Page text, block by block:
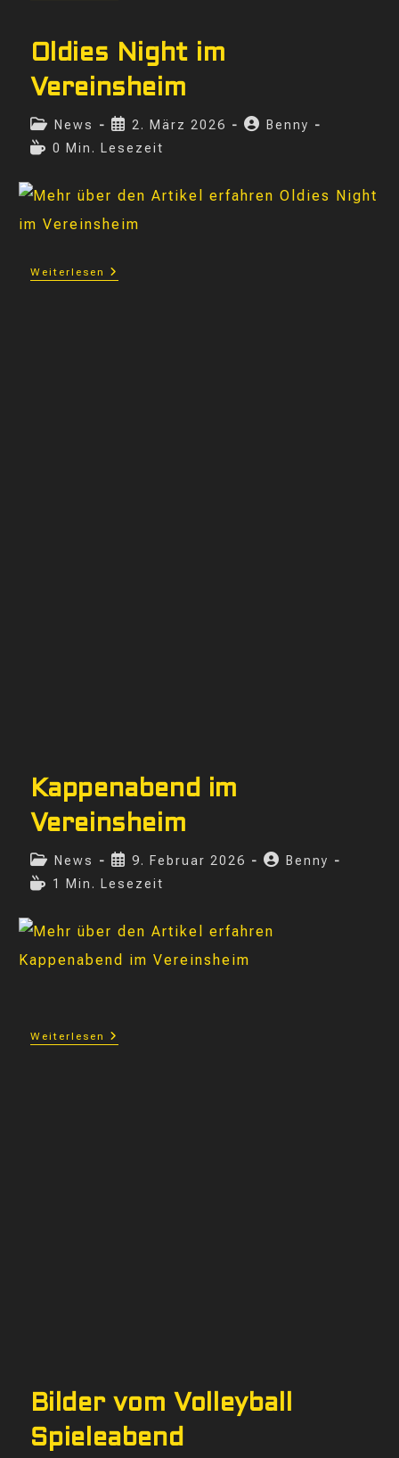
Oldies Night im
Vereinsheim
Beitrags-
Kategorie:
News
Beitrag
veröffentlicht:
2. März 2026
Beitrags-
Benny
Lesedauer:
0 Min. Lesezeit
Weiterlesen
Oldies
Kappenabend im
Vereinsheim
Beitrags-
Kategorie:
News
Beitrag
veröffentlicht:
9. Februar 2026
Beitrags-
Benny
Lesedauer:
1 Min. Lesezeit
Weiterlesen
Kappenabend
Bilder vom Volleyball
Spieleabend